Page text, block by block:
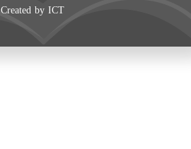
Created byICT